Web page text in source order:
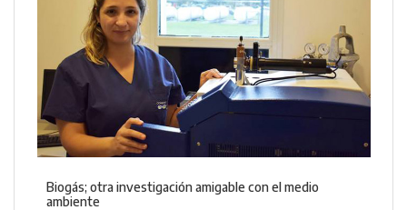
Biogás; otra investigación amigable con el medio
ambiente